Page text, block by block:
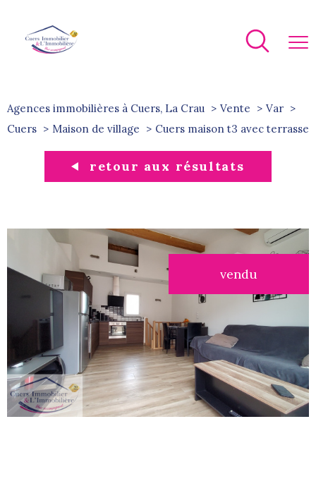
Agences immobilières à Cuers, La Crau Vente
Var
Cuers
Maison de village cuers maison t3 avec terrasse
retour aux résultats
vendu